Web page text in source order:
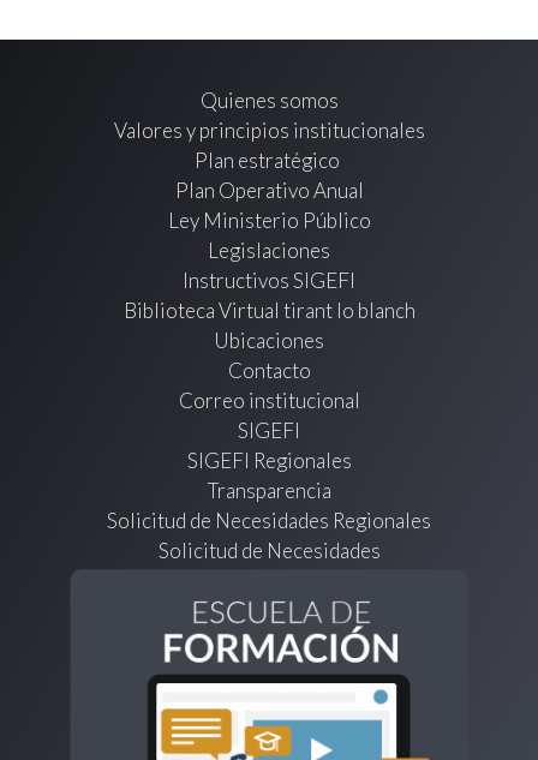
Quienes somos
Valores y principios institucionales
Plan estratégico
Plan Operativo Anual
Ley Ministerio Público
Legislaciones
Instructivos SIGEFI
Biblioteca Virtual tirant lo blanch
Ubicaciones
Contacto
Correo institucional
SIGEFI
SIGEFI Regionales
Transparencia
Solicitud de Necesidades Regionales
Solicitud de Necesidades